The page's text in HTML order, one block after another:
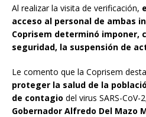
Al realizar la visita de verificación,
acceso al personal de ambas
Coprisem determinó imponer,
seguridad, la suspensión de
Le comento que la Coprisem
proteger la salud de la
de contagio del virus SARS-CoV-
Gobernador Alfredo Del Mazo